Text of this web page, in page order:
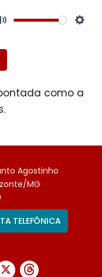
como a
Agostinho
MG
TELEFÔNICA